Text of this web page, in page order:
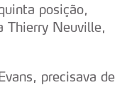
posição,
Thierry Neuville,
precisava de